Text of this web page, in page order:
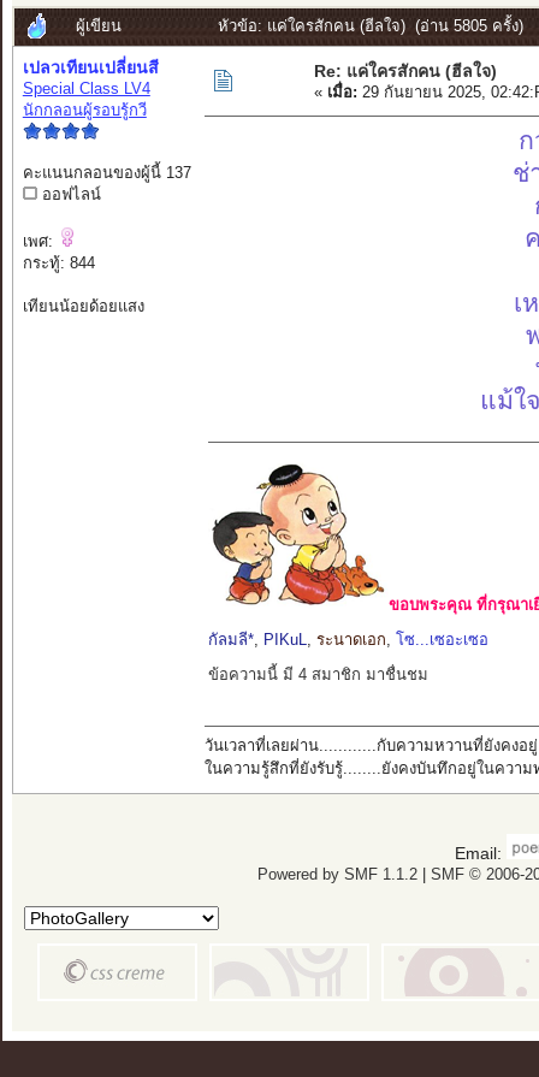
ผู้เขียน หัวข้อ: แค่ใครสักคน (ฮีลใจ) (อ่าน 5805 ครั้ง)
เปลวเทียนเปลี่ยนสี
Special Class LV4
นักกลอนผู้รอบรู้กวี
คะแนนกลอนของผู้นี้ 137
ออฟไลน์
เพศ:
กระทู้: 844
เทียนน้อยด้อยแสง
Re: แค่ใครสักคน (ฮีลใจ)
« เมื่อ: 29 กันยายน 2025,
ช่
เ
แม้ใ
ขอบพระคุณ ที่กรุณาเ
กัลมลี*, PIKuL ระนาดเอก โซ...เซอะเซอ
ข้อความนี้ มี 4 สมาชิก มาชื่นชม
วันเวลาที่เลยผ่าน............กับความหวานที่ยังคงอยู่
ในความรู้สึกที่ยังรับรู้........ยังคงบันทึกอยู่ในความ
Email:
Powered by SMF 1.1.2| SMF © 2006-